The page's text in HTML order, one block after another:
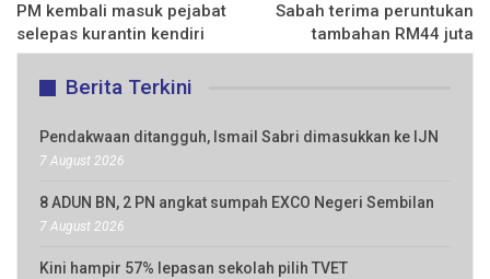
PM kembali masuk pejabat
selepas kurantin kendiri
Sabah terima peruntukan
tambahan RM44 juta
Berita Terkini
Pendakwaan ditangguh, Ismail Sabri dimasukkan ke IJN
7 August 2026
8 ADUN BN, 2 PN angkat sumpah EXCO Negeri Sembilan
7 August 2026
Kini hampir 57% lepasan sekolah pilih TVET